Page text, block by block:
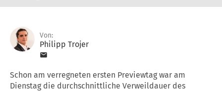
Von:
Philipp Trojer
Schon am verregneten ersten Previewtag war am
Dienstag die durchschnittliche Verweildauer des